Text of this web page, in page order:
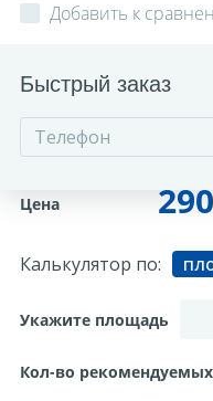
Добавить к
Быстрый заказ
Цена
Калькулятор по:
Укажите площадь
Кол-во